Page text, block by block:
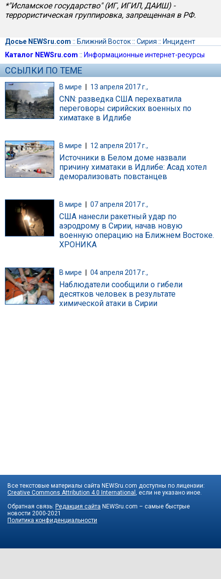
*"Исламское государство" (ИГ, ИГИЛ, ДАИШ) -
террористическая группировка, запрещенная в РФ.
Досье NEWSru.com :: Ближний Восток:: Сирия :: Инцидент
Каталог NEWSru.com :: Информационные интернет-ресурсы
ССЫЛКИ ПО ТЕМЕ
В мире | 13 апреля 2017 г.,
CNN: разведка США перехватила
переговоры сирийских военных по
химатаке в Идлибе
В мире 12 апреля 2017 г.,
Источники в Белом доме назвали
причину химатаки в Идлибе: Асад хотел
деморализовать повстанцев
В мире 07 апреля 2017 г.,
США нанесли ракетный удар по
аэродрому в Сирии, начав новую
военную операцию на Ближнем Востоке.
ХРОНИКА
В мире 04 апреля 2017 г.,
Наблюдатели сообщили о гибели
десятков человек в результате
химической атаки в Сирии
Все текстовые материалы сайта NEWSru.com доступны по лицензии:
Creative Commons Attribution 4.0 International
, если не указано иное.
Обратная связь: Редакция сайта NEWSru.com – самые быстрые
новости 2000-2021
Политика конфиденциальности